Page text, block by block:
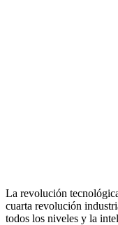
La revolución
cuarta revolución
todos los niveles y la